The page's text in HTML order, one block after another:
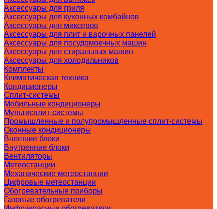
Аксессуары для гриля
Аксессуары для кухонных комбайнов
Аксессуары для миксеров
Аксессуары для плит и варочных панелей
Аксессуары для посудомоечных машин
Аксессуары для стиральных машин
Аксессуары для холодильников
Комплекты
Климатическая техника
Кондиционеры
Сплит-системы
Мобильные кондиционеры
Мультисплит-системы
Промышленные и полупромышленные сплит-системы
Оконные кондиционеры
Внешние блоки
Внутренние блоки
Вентиляторы
Метеостанции
Механические метеостанции
Цифровые метеостанции
Обогревательные приборы
Газовые обогреватели